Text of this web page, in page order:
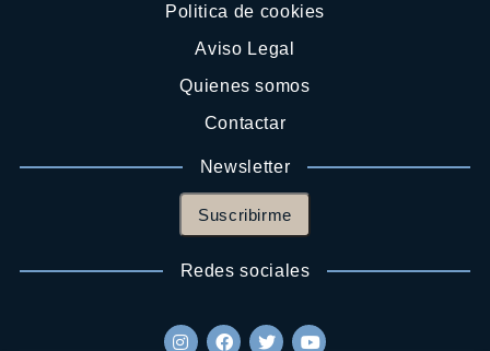
Politica de cookies
Aviso Legal
Quienes somos
Contactar
Newsletter
Suscribirme
Redes sociales